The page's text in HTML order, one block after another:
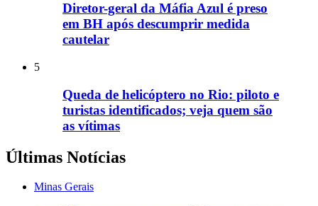
Diretor-geral da Máfia Azul é preso
em BH após descumprir medida
cautelar
5
Queda de helicóptero no Rio: piloto e
turistas identificados; veja quem são
as vítimas
Últimas Notícias
Minas Gerais